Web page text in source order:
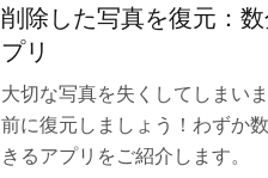
削除した写真を復元：
プリ
大切な写真を失くしてしまい
前に復元しましょう！わずか
きるアプリをご紹介します。